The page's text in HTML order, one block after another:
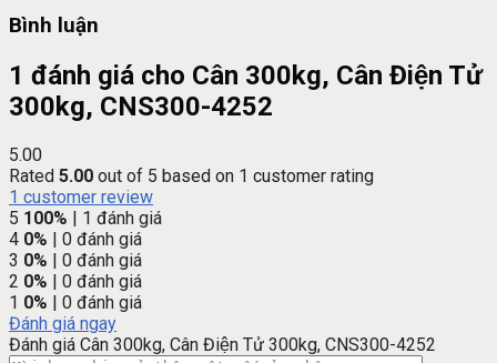
Bình luận
1 đánh giá cho Cân 300kg, Cân Điện Tử
300kg, CNS300-4252
5.00
Rated 5.00 out of 5 based on 1 customer rating
1 customer review
5 100% | 1 đánh giá
4 0% | 0 đánh giá
3 0% | 0 đánh giá
2 0% | 0 đánh giá
1 0% | 0 đánh giá
Đánh giá ngay
Đánh giá Cân 300kg, Cân Điện Tử 300kg, CNS300-4252